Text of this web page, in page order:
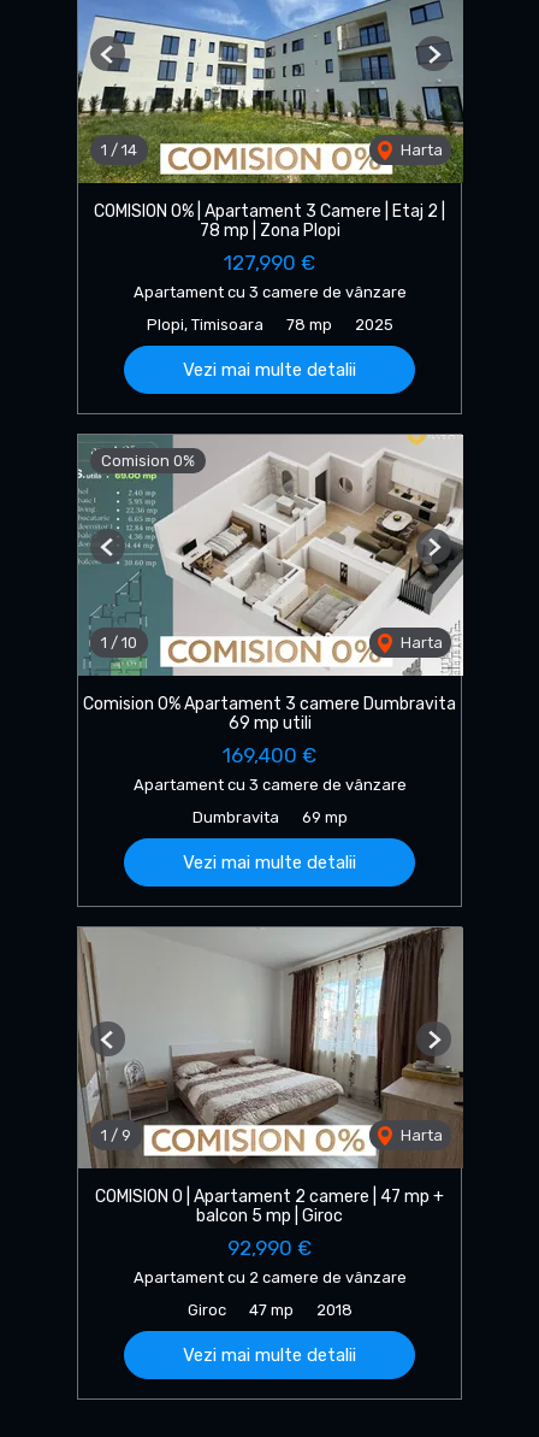
1 / 14 Harta
Previous Next
COMISION 0% | Apartament 3 Camere | Etaj 2 |
78 mp | Zona Plopi
127,990 €
Apartament cu 3 camere de vânzare
Plopi, Timisoara
78 mp 2025
Vezi mai multe detalii
Comision 0%
1 / 10 Harta
Previous Next
Comision 0% Apartament 3 camere Dumbravita
69 mp utili
169,400 €
Apartament cu 3 camere de vânzare
Dumbravita
69 mp
Vezi mai multe detalii
1 / 9 Harta
Previous Next
COMISION 0 | Apartament 2 camere | 47 mp +
balcon 5 mp | Giroc
92,990 €
Apartament cu 2 camere de vânzare
Giroc
47 mp 2018
Vezi mai multe detalii